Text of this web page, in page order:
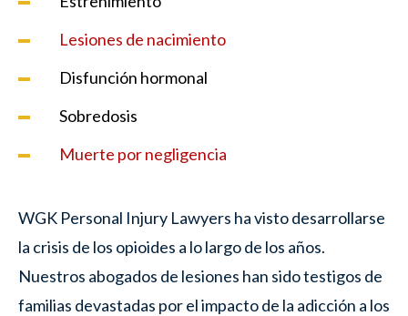
Lesiones de nacimiento
Disfunción hormonal
Sobredosis
Muerte por negligencia
WGK Personal Injury Lawyers ha visto desarrollarse
la crisis de los opioides a lo largo de los años.
Nuestros abogados de lesiones han sido testigos de
familias devastadas por el impacto de la adicción a los